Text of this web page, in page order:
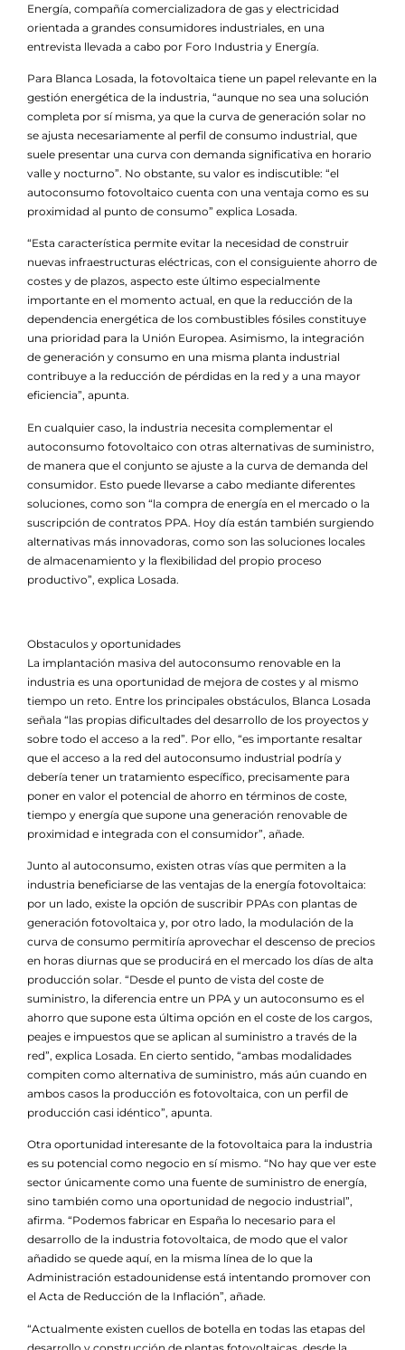
Energía, compañía comercializadora de gas y electricidad
orientada a grandes consumidores industriales, en una
entrevista llevada a cabo por Foro Industria y Energía.
Para Blanca Losada, la fotovoltaica tiene un papel relevante en la
gestión energética de la industria, “aunque no sea una solución
completa por sí misma, ya que la curva de generación solar no
se ajusta necesariamente al perfil de consumo industrial, que
suele presentar una curva con demanda significativa en horario
valle y nocturno”. No obstante, su valor es indiscutible: “el
autoconsumo fotovoltaico cuenta con una ventaja como es su
proximidad al punto de consumo” explica Losada.
“Esta característica permite evitar la necesidad de construir
nuevas infraestructuras eléctricas, con el consiguiente ahorro de
costes y de plazos, aspecto este último especialmente
importante en el momento actual, en que la reducción de la
dependencia energética de los combustibles fósiles constituye
una prioridad para la Unión Europea. Asimismo, la integración
de generación y consumo en una misma planta industrial
contribuye a la reducción de pérdidas en la red y a una mayor
eficiencia”, apunta.
En cualquier caso, la industria necesita complementar el
autoconsumo fotovoltaico con otras alternativas de suministro,
de manera que el conjunto se ajuste a la curva de demanda del
consumidor. Esto puede llevarse a cabo mediante diferentes
soluciones, como son “la compra de energía en el mercado o la
suscripción de contratos PPA. Hoy día están también surgiendo
alternativas más innovadoras, como son las soluciones locales
de almacenamiento y la flexibilidad del propio proceso
productivo”, explica Losada.
Obstaculos y oportunidades
La implantación masiva del autoconsumo renovable en la
industria es una oportunidad de mejora de costes y al mismo
tiempo un reto. Entre los principales obstáculos, Blanca Losada
señala “las propias dificultades del desarrollo de los proyectos y
sobre todo el acceso a la red”. Por ello, “es importante resaltar
que el acceso a la red del autoconsumo industrial podría y
debería tener un tratamiento específico, precisamente para
poner en valor el potencial de ahorro en términos de coste,
tiempo y energía que supone una generación renovable de
proximidad e integrada con el consumidor”, añade.
Junto al autoconsumo, existen otras vías que permiten a la
industria beneficiarse de las ventajas de la energía fotovoltaica:
por un lado, existe la opción de suscribir PPAs con plantas de
generación fotovoltaica y, por otro lado, la modulación de la
curva de consumo permitiría aprovechar el descenso de precios
en horas diurnas que se producirá en el mercado los días de alta
producción solar. “Desde el punto de vista del coste de
suministro, la diferencia entre un PPA y un autoconsumo es el
ahorro que supone esta última opción en el coste de los cargos,
peajes e impuestos que se aplican al suministro a través de la
red”, explica Losada. En cierto sentido, “ambas modalidades
compiten como alternativa de suministro, más aún cuando en
ambos casos la producción es fotovoltaica, con un perfil de
producción casi idéntico”, apunta.
Otra oportunidad interesante de la fotovoltaica para la industria
es su potencial como negocio en sí mismo. “No hay que ver este
sector únicamente como una fuente de suministro de energía,
sino también como una oportunidad de negocio industrial”,
afirma. “Podemos fabricar en España lo necesario para el
desarrollo de la industria fotovoltaica, de modo que el valor
añadido se quede aquí, en la misma línea de lo que la
Administración estadounidense está intentando promover con
el Acta de Reducción de la Inflación”, añade.
“Actualmente existen cuellos de botella en todas las etapas del